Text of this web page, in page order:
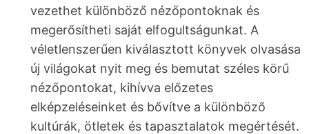
vezethet különböző nézőpontoknak és
megerősítheti saját elfogultságunkat. A
véletlenszerűen kiválasztott könyvek olvasása
új világokat nyit meg és bemutat széles körű
nézőpontokat, kihívva előzetes
elképzeléseinket és bővítve a különböző
kultúrák, ötletek és tapasztalatok megértését.